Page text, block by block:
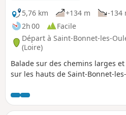
5,76 km
+134 m
-134
2h 00
Facile
Départ à Saint-Bonnet-les-
(Loire)
Balade sur des chemins larges
sur les hauts de Saint-Bonnet-